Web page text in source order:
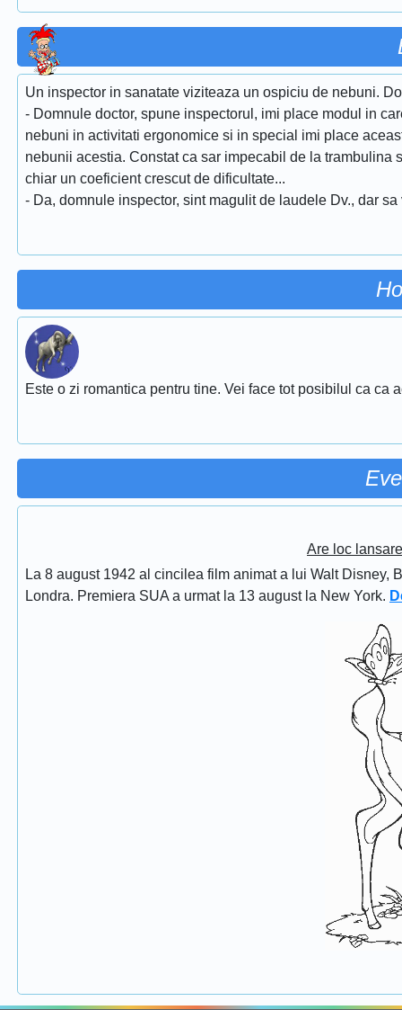
Un inspector in sanatate viziteaza un ospiciu de nebuni.
- Domnule doctor, spune inspectorul, imi place modul in
nebuni in activitati ergonomice si in special imi place
nebunii acestia. Constat ca sar impecabil de la
chiar un coeficient crescut de dificultate...
- Da, domnule inspector, sint magulit de laudele Dv., dar
Este o zi romantica pentru tine. Vei face tot posibilul ca ca
Are loc
La 8 august 1942 al cincilea film animat a lui Walt
Londra. Premiera SUA a urmat la 13 august la New York.